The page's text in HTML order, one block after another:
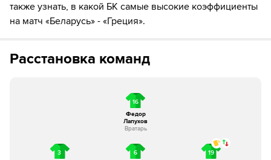
также узнать, в какой БК самые высокие коэффициенты
на матч «Беларусь» - «Греция».
Расстановка команд
16
Федор
Лапухов
Вратарь
3
6
19